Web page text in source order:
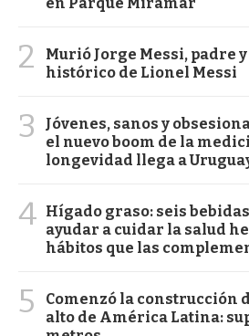
2
Murió Jorge Messi, padre
histórico de Lionel Messi
3
Jóvenes, sanos y
el nuevo boom de la
longevidad llega a
4 Hígado graso: seis
ayudar a cuidar la salud
hábitos que las
5
Comenzó la construcción
alto de América Latina: